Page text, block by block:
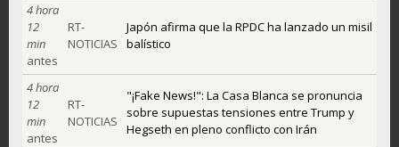
4 hora
12
min
antes
RT-
NOTICIAS
Japón afirma que la RPDC ha lanzado un misil
balístico
4 hora
12
min
antes
RT-
NOTICIAS
"¡Fake News!": La Casa Blanca se pronuncia
sobre supuestas tensiones entre Trump y
Hegseth en pleno conflicto con Irán